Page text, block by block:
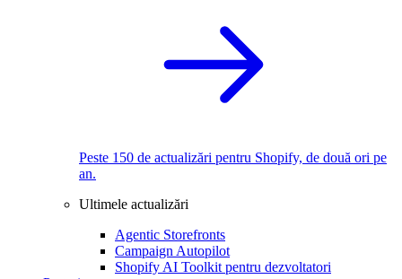
Peste 150 de actualizări pentru Shopify, de două ori pe
an.
Ultimele actualizări
Agentic Storefronts
Campaign Autopilot
Shopify AI Toolkit pentru dezvoltatori